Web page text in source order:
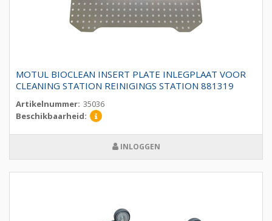
MOTUL BIOCLEAN INSERT PLATE INLEGPLAAT VOOR
CLEANING STATION REINIGINGS STATION 881319
Artikelnummer: 35036
Beschikbaarheid:
INLOGGEN